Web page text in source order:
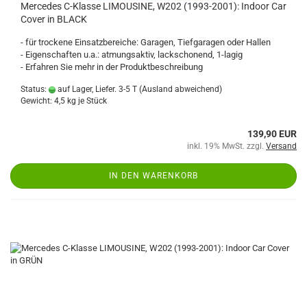
Mercedes C-Klasse LIMOUSINE, W202 (1993-2001): Indoor Car
Cover in BLACK
- für trockene Einsatzbereiche: Garagen, Tiefgaragen oder Hallen
- Eigenschaften u.a.: atmungsaktiv, lackschonend, 1-lagig
- Erfahren Sie mehr in der Produktbeschreibung
Status: auf Lager, Liefer. 3-5 T (Ausland abweichend)
Gewicht: 4,5 kg je Stück
139,90 EUR
inkl. 19% MwSt. zzgl. Versand
IN DEN WARENKORB